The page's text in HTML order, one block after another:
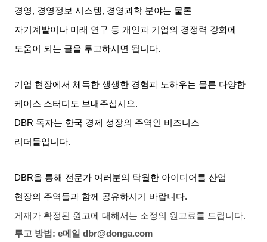
경영, 경영정보 시스템, 경영과학 분야는 물론
자기계발이나 미래 연구 등 개인과 기업의 경쟁력 강화에
도움이 되는 글을 투고하시면 됩니다.
기업 현장에서 체득한 생생한 경험과 노하우는 물론 다양한
케이스 스터디도 보내주십시오.
DBR 독자는 한국 경제 성장의 주역인 비즈니스
리더들입니다.
DBR을 통해 전문가 여러분의 탁월한 아이디어를산업
현장의 주역들과 함께 공유하시기 바랍니다.
게재가 확정된 원고에 대해서는 소정의 원고료를 드립니다.
투고 방법 : e메일 dbr@donga.com